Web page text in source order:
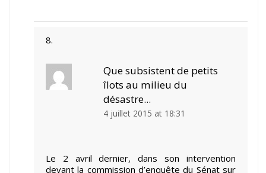
Que subsistent de petits
îlots au milieu du
désastre...
4 juillet 2015 at 18:31
Le 2 avril dernier, dans son intervention
devant la commission d’enquête du Sénat sur